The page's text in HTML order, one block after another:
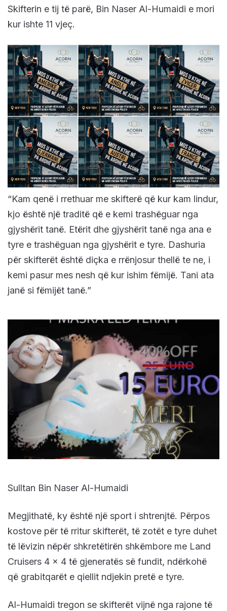
Skifterin e tij të parë, Bin Naser Al-Humaidi e mori
kur ishte 11 vjeç.
“Kam qenë i rrethuar me skifterë që kur kam lindur,
kjo është një traditë që e kemi trashëguar nga
gjyshërit tanë. Etërit dhe gjyshërit tanë nga ana e
tyre e trashëguan nga gjyshërit e tyre. Dashuria
për skifterët është diçka e rrënjosur thellë te ne, i
kemi pasur mes nesh që kur ishim fëmijë. Tani ata
janë si fëmijët tanë.”
Sulltan Bin Naser Al-Humaidi
Megjithatë, ky është një sport i shtrenjtë. Përpos
kostove për të rritur skifterët, të zotët e tyre duhet
të lëvizin nëpër shkretëtirën shkëmbore me Land
Cruisers 4 x 4 të gjeneratës së fundit, ndërkohë
që grabitqarët e qiellit ndjekin pretë e tyre.
Al-Humaidi tregon se skifterët vijnë nga rajone të